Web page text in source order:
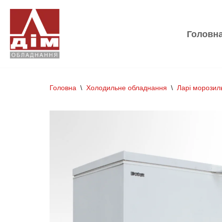
Перейти
до
вмісту
Головна \ Холодильне обладнання \ Ларі